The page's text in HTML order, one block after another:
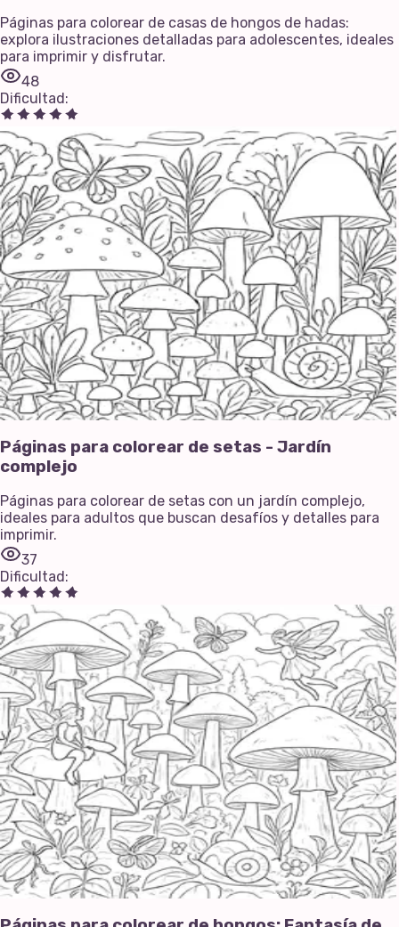
Páginas para colorear de casas de hongos de hadas:
explora ilustraciones detalladas para adolescentes, ideales
para imprimir y disfrutar.
48
Dificultad:
Páginas para colorear de setas - Jardín
complejo
Páginas para colorear de setas con un jardín complejo,
ideales para adultos que buscan desafíos y detalles para
imprimir.
37
Dificultad :